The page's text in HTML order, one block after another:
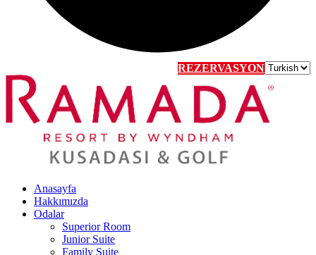
REZERVASYON
Anasayfa
Hakkımızda
Odalar
Superior Room
Junior Suite
Family Suite